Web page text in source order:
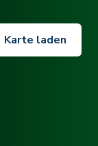
Karte laden